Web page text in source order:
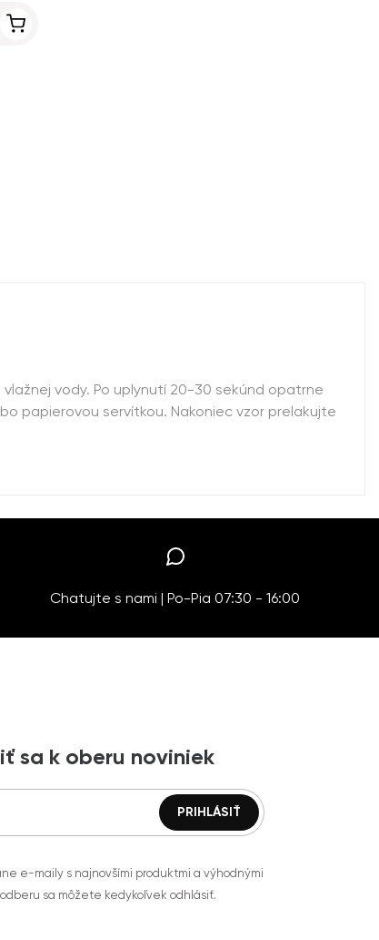
vody. Po uplynutí 20-30 sekúnd opatrne
papierovou servítkou. Nakoniec vzor prelakujte
Chatujte s nami | Po-Pia 07:30 - 16:00
sa k oberu noviniek
e-maily s najnovšími produktmi a výhodnými
odberu sa môžete kedykoľvek odhlásiť.